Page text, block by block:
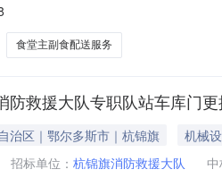
食品和饮料批发服务,C23130100农畜
食堂主副食配送服务
防救援大队专职队站车库门
治区｜鄂尔多斯市｜杭锦旗
机械
招标单位： 杭锦旗消防救援大队